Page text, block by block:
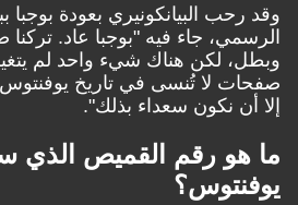
وقد رحب البيانكونيري بعودة
الرسمي، جاء فيه "بوجبا عاد. تركنا
وبطل، لكن هناك شيء واحد لم
صفحات لا تُنسى في تاريخ يوفنتوس.
إلا أن نكون سعداء بذلك".
ما هو رقم القميص الذي
يوفنتوس؟